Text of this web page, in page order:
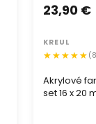
Akrylové
set 16 x 20
23,90 €
KREUL